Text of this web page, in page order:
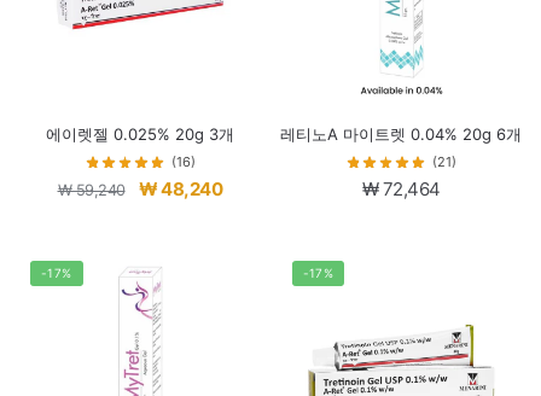
에이렛젤 0.025% 20g 3개
(16)
₩59,240
원
격:
₩ 59,240.
₩48,240현
레티노A 마이트렛 0.04% 20g 6개
(21)
₩72,464
-17% -17%